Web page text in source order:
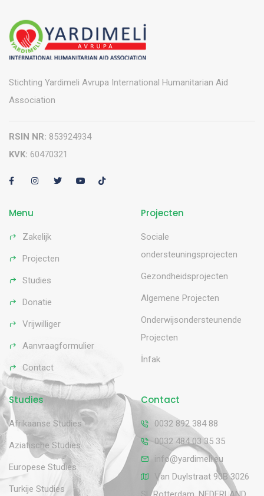
Stichting Yardimeli Avrupa International Humanitarian Aid
Association
RSIN NR: 853924934
KVK: 60470321
Menu
Zakelijk
Projecten
Studies
Donatie
Vrijwilliger
Aanvraagformulier
Contact
Projecten
Sociale
ondersteuningsprojecten
Gezondheidsprojecten
Algemene Projecten
Onderwijsondersteunende
Projecten
İnfak
Studies
Afrikaanse Studies
Aziatische Studies
Europese Studies
Turkije Studies
Contact
0032 892 384 88
0032 484 03 35 35
info@yardimeli.eu
Van Duylstraat 90B 3026